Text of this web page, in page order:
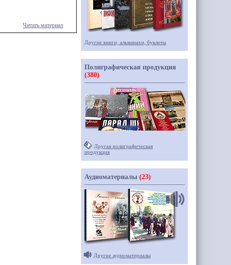
Читать материал
Другие книги, альманахи, буклеты
Полиграфическая продукция
(380)
Другая полиграфическая
продукция
Аудиоматериалы (23)
Другие аудиоматериалы